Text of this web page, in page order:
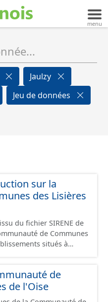
Jaulzy
Jeu de données
sur la
des Lisières
du fichier SIRENE de
de Communes
du standard CNIG Sites
pas la référence aux
de
de l'Oise